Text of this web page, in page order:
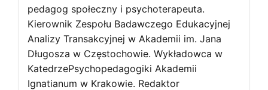
pedagog społeczny i psychoterapeuta.
Kierownik Zespołu Badawczego Edukacyjnej
Analizy Transakcyjnej w Akademii im. Jana
Długosza w Częstochowie. Wykładowca w
KatedrzePsychopedagogiki Akademii
Ignatianum w Krakowie. Redaktor